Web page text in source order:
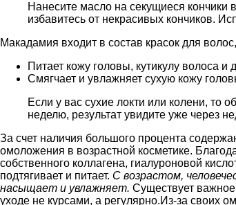
Нанесите масло на секущиеся кончики
избавитесь от некрасивых кончиков.
Макадамия входит в состав красок для
Питает кожу головы, кутикулу волоса и
Смягчает и увлажняет сухую кожу
Если у вас сухие локти или колени, то
неделю, результат увидите уже через
За счет наличия большого процента
омоложения в возрастной косметике.
собственного коллагена, гиалуроновой
подтягивает и питает. С возрастом,
насыщает и увлажняет. Существует
уходе не курсами, а регулярно.Из-за своих